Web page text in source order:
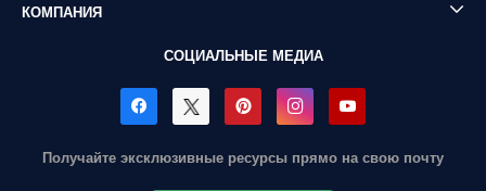
КОМПАНИЯ
СОЦИАЛЬНЫЕ МЕДИА
Получайте эксклюзивные ресурсы прямо на свою почту